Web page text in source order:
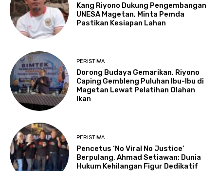
Kang Riyono Dukung Pengembangan
UNESA Magetan, Minta Pemda
Pastikan Kesiapan Lahan
PERISTIWA
Dorong Budaya Gemarikan, Riyono
Caping Gembleng Puluhan Ibu-Ibu di
Magetan Lewat Pelatihan Olahan
Ikan
PERISTIWA
Pencetus ‘No Viral No Justice’
Berpulang, Ahmad Setiawan: Dunia
Hukum Kehilangan Figur Dedikatif